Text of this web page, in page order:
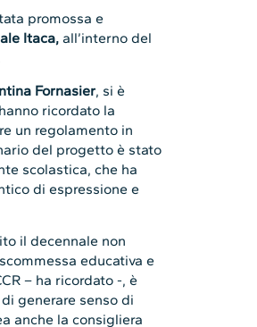
promossa e
Itaca, all’interno del
Fornasier, si è
ricordato la
un regolamento in
del progetto è stato
scolastica, che ha
di espressione e
il decennale non
educativa e
– ha ricordato -, è
generare senso di
anche la consigliera